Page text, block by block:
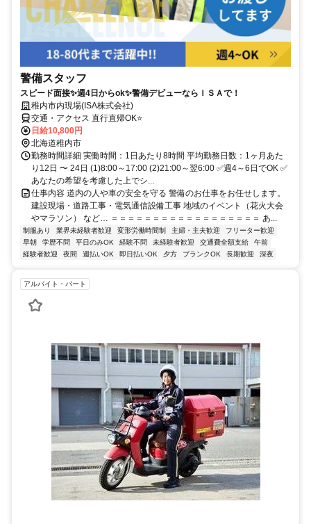
警備スタッフ
スピード面接✨週4日からok✨警備デビューならＩＳＡで！
稚内市内現場(ISA株式会社)
交通・アクセス 直行直帰OK⭐
日給10,800円
北海道稚内市
勤務時間詳細 実働時間：1日あたり8時間 平均勤務日数：1ヶ月あた
り12日 〜 24日 (1)8:00～17:00 (2)21:00～翌6:00 ✅週4～6日でOK ✅
あなたの希望を考慮した上でシ...
仕事内容 道内の人や車の安全を守る 警備のお仕事をお任せします。
建設現場・道路工事・電気通信設備工事 地域のイベント（花火大会
やマラソン） など… ＝＝＝＝＝＝＝＝＝＝＝＝＝＝＝＝＝＝ あ...
制服あり 業界未経験者歓迎 変形労働時間制 主婦・主夫歓迎
フリーター歓迎
早朝
学歴不問 平日のみOK 経験不問 未経験者歓迎 交通費全額支給
午前
経験者歓迎
夜間 週払いOK 即日払いOK 夕方 ブランクOK 長期歓迎 深夜
アルバイト・パート